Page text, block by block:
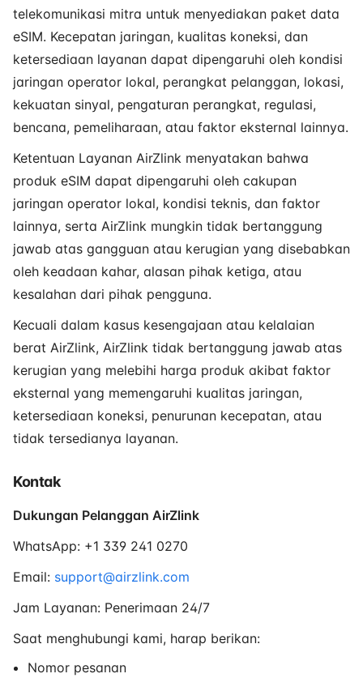
telekomunikasi mitra untuk menyediakan paket data
eSIM. Kecepatan jaringan, kualitas koneksi, dan
ketersediaan layanan dapat dipengaruhi oleh kondisi
jaringan operator lokal, perangkat pelanggan, lokasi,
kekuatan sinyal, pengaturan perangkat, regulasi,
bencana, pemeliharaan, atau faktor eksternal lainnya.
Ketentuan Layanan AirZlink menyatakan bahwa
produk eSIM dapat dipengaruhi oleh cakupan
jaringan operator lokal, kondisi teknis, dan faktor
lainnya, serta AirZlink mungkin tidak bertanggung
jawab atas gangguan atau kerugian yang disebabkan
oleh keadaan kahar, alasan pihak ketiga, atau
kesalahan dari pihak pengguna.
Kecuali dalam kasus kesengajaan atau kelalaian
berat AirZlink, AirZlink tidak bertanggung jawab atas
kerugian yang melebihi harga produk akibat faktor
eksternal yang memengaruhi kualitas jaringan,
ketersediaan koneksi, penurunan kecepatan, atau
tidak tersedianya layanan.
Kontak
Dukungan Pelanggan AirZlink
WhatsApp: +1 339 241 0270
Email: support@airzlink.com
Jam Layanan: Penerimaan 24/7
Saat menghubungi kami, harap berikan:
Nomor pesanan